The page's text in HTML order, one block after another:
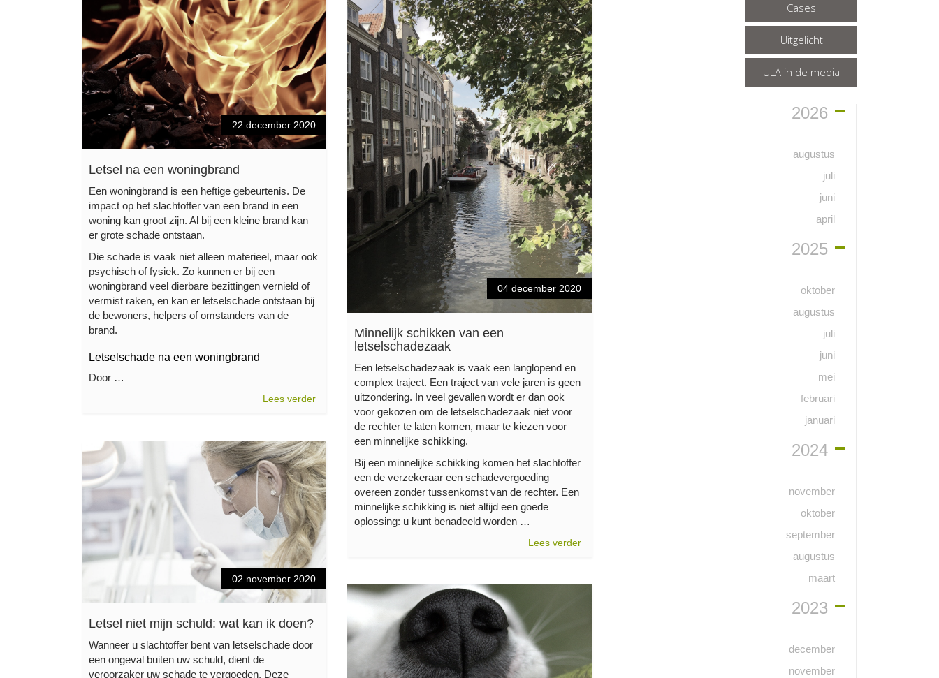
22 december 2020
Letsel na een woningbrand
Een woningbrand is een heftige gebeurtenis. De
impact op het slachtoffer van een brand in een
woning kan groot zijn. Al bij een kleine brand kan
er grote schade ontstaan.
Die schade is vaak niet alleen materieel, maar ook
psychisch of fysiek. Zo kunnen er bij een
woningbrand veel dierbare bezittingen vernield of
vermist raken, en kan er letselschade ontstaan bij
de bewoners, helpers of omstanders van de
brand.
Letselschade na een woningbrand
Door …
Lees verder
04 december 2020
Minnelijk schikken van een
letselschadezaak
Een letselschadezaak is vaak een langlopend en
complex traject. Een traject van vele jaren is geen
uitzondering. In veel gevallen wordt er dan ook
voor gekozen om de letselschadezaak niet voor
de rechter te laten komen, maar te kiezen voor
een minnelijke schikking.
Bij een minnelijke schikking komen het slachtoffer
een de verzekeraar een schadevergoeding
overeen zonder tussenkomst van de rechter. Een
minnelijke schikking is niet altijd een goede
oplossing: u kunt benadeeld worden …
Lees verder
02 november 2020
Letsel niet mijn schuld: wat kan ik doen?
Wanneer u slachtoffer bent van letselschade door
een ongeval buiten uw schuld, dient de
veroorzaker uw schade te vergoeden. Deze
Cases
Uitgelicht
ULA in de media
2026
augustus
juli
juni
april
2025
oktober
augustus
juli
juni
mei
februari
januari
2024
november
oktober
september
augustus
maart
2023
december
november